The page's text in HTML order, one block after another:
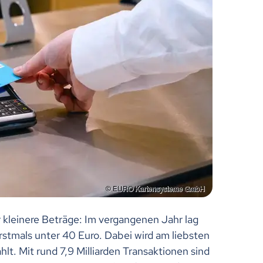
Beträge: Im vergangenen Jahr lag
unter 40 Euro. Dabei wird am liebsten
Mit rund 7,9 Milliarden Transaktionen sind